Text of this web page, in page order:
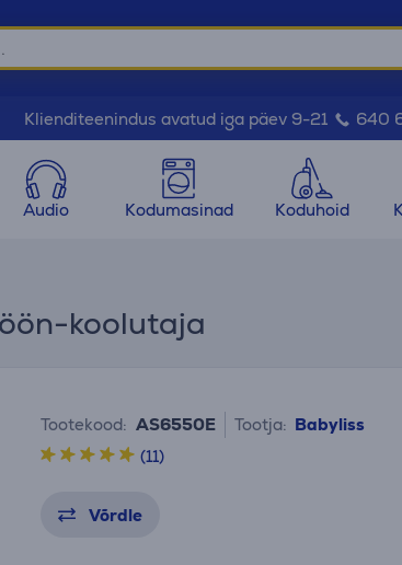
Klienditeenindus avatud iga päev 9-21 640
Audio Kodumasinad Koduhoid
koolutaja
Tootekood: AS6550E Tootja: Babyliss
(11)
Võrdle